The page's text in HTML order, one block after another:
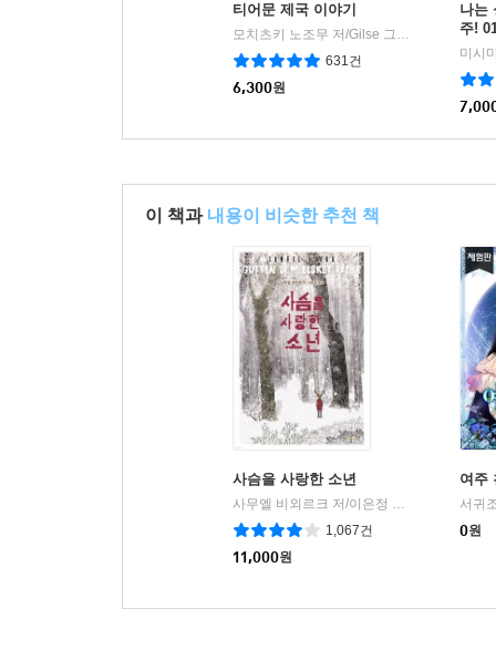
티어문 제국 이야기
모치츠키 노조무 저/Gilse 그림/현노을 역 | S
631건
6,300원
나는
주!
이 책과 내용이 비슷한 추천 책
사슴을 사랑한 소년
사무엘 비외르크 저/이은정 역
황소자리
1,067건
11,000원
여주
서귀
0원